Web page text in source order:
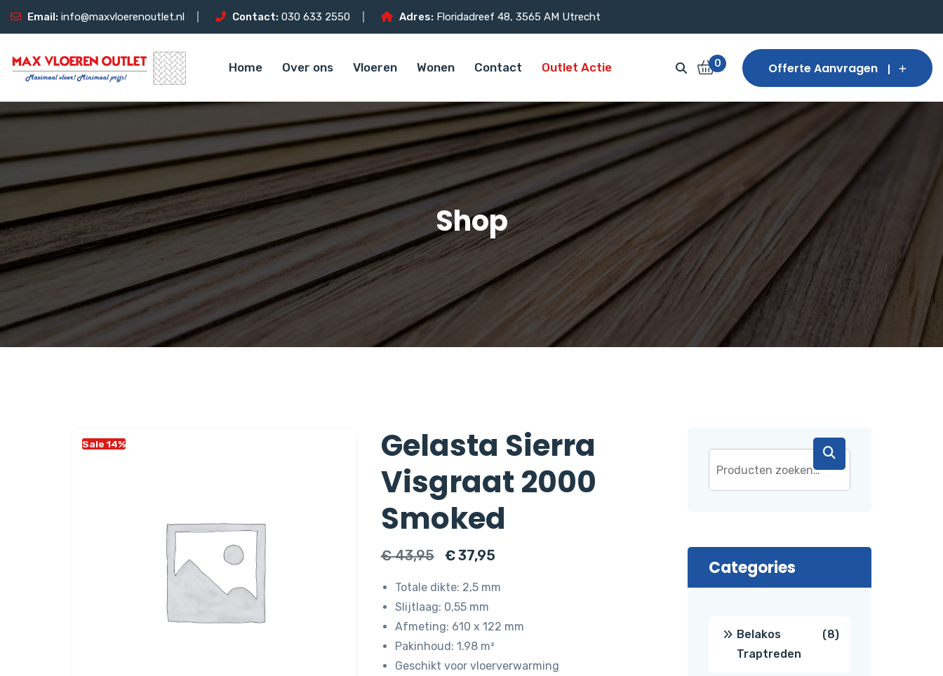
Email: info@maxvloerenoutlet.nl Contact: 030 633 2550 Adres: Floridadreef 48, 3565 AM Utrecht
Home Over ons Vloeren Wonen Contact Outlet Actie 0 Offerte Aanvragen
Shop
Sale 14%
Gelasta Sierra
Visgraat 2000
Smoked
€43,95
Oorspronkelijke
was:
€ 43,95.
€37,95Huidige
€ 37,95.
Totale dikte: 2,5 mm
Slijtlaag: 0,55 mm
Afmeting: 610 x 122 mm
Pakinhoud: 1.98 m²
Geschikt voor vloerverwarming
Categories
Belakos
Traptreden
88